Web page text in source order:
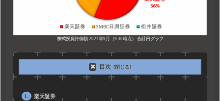
株式投資評価額 2022年9月（9.30時点） 合計円グラフ
目次
楽天証券